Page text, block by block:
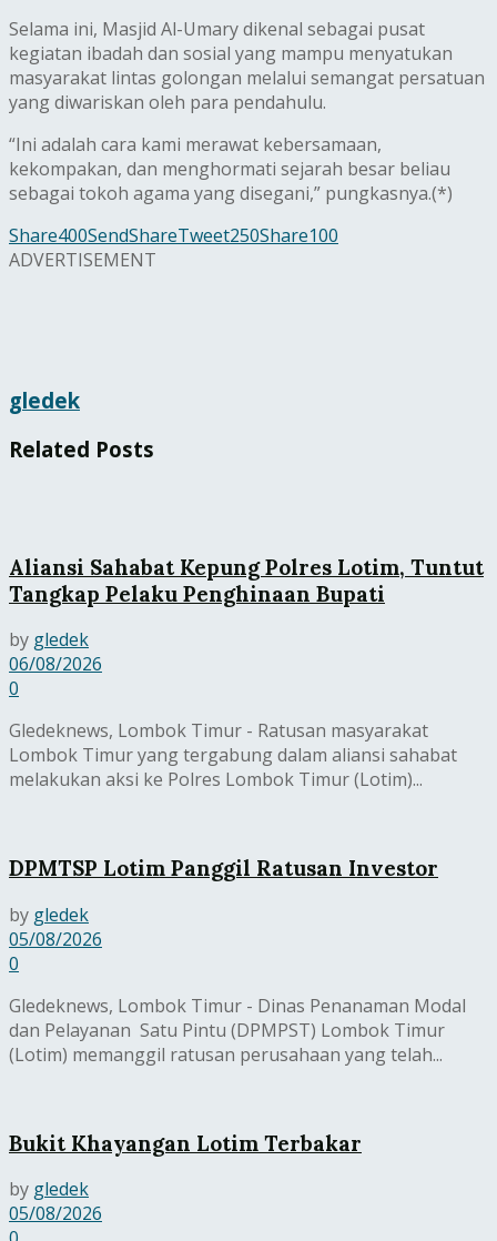
Selama ini, Masjid Al-Umary dikenal sebagai pusat
kegiatan ibadah dan sosial yang mampu menyatukan
masyarakat lintas golongan melalui semangat persatuan
yang diwariskan oleh para pendahulu.
“Ini adalah cara kami merawat kebersamaan,
kekompakan, dan menghormati sejarah besar beliau
sebagai tokoh agama yang disegani,” pungkasnya.(*)
Share400SendShareTweet250Share100
ADVERTISEMENT
gledek
Related Posts
Aliansi Sahabat Kepung Polres Lotim, Tuntut
Tangkap Pelaku Penghinaan Bupati
by gledek
06/08/2026
0
Gledeknews, Lombok Timur - Ratusan masyarakat
Lombok Timur yang tergabung dalam aliansi sahabat
melakukan aksi ke Polres Lombok Timur (Lotim)...
DPMTSP Lotim Panggil Ratusan Investor
by gledek
05/08/2026
0
Gledeknews, Lombok Timur - Dinas Penanaman Modal
dan Pelayanan Satu Pintu (DPMPST) Lombok Timur
(Lotim) memanggil ratusan perusahaan yang telah...
Bukit Khayangan Lotim Terbakar
by gledek
05/08/2026